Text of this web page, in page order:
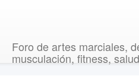
Foro de artes marciales,
musculación, fitness, salud